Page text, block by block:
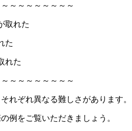
～～～～～～～～
取れた
た
れた
～～～～～～～～
れぞれ異なる難しさがあります。
例をご覧いただきましょう。